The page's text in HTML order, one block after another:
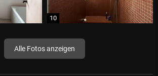
Alle Fotos anzeigen